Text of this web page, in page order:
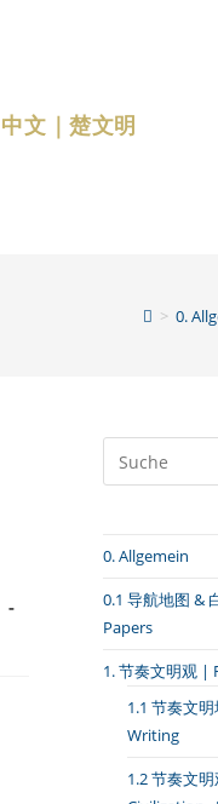
中文｜楚文明
> 0.
0. Allgemein
0.1 导航地图 &
Papers
1. 节奏文明观 |
1.1 节奏文
Writing
1.2 节奏文